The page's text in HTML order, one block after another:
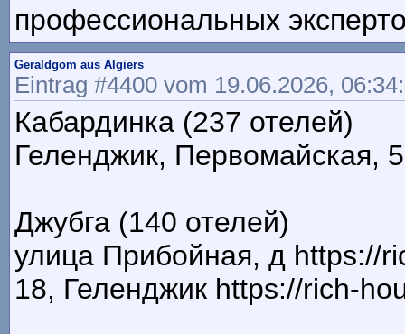
профессиональных
Geraldgom aus Algiers
Eintrag #4400 vom 19.06.2026,
Кабардинка (237 отелей)
Геленджик, Первомайская,
Джубга (140 отелей)
улица Прибойная, д https://
18, Геленджик https://rich-